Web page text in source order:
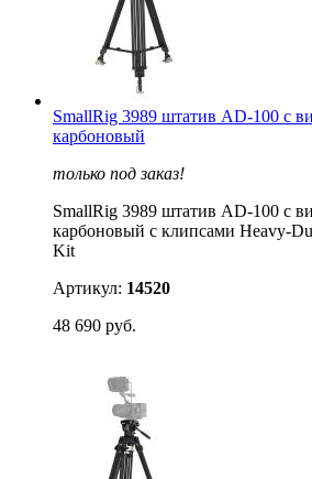
SmallRig 3989 штатив AD-100 с
карбоновый
только под заказ!
SmallRig 3989 штатив AD-100 с
карбоновый с клипсами Heavy-
Kit
Артикул: 14520
48 690 руб.